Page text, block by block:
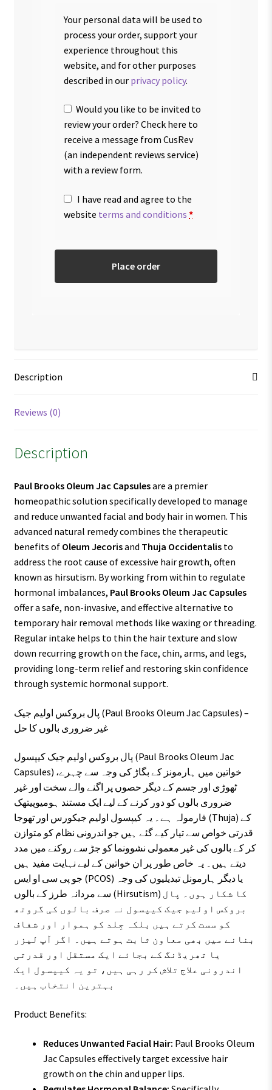
Your personal data will be used to
process your order, support your
experience throughout this
website, and for other purposes
described in our privacy policy.
Would you like to be invited to
review your order? Check here to
receive a message from CusRev
(an independent reviews service)
with a review form.
I have read and agree to the
website terms and conditions *
Place order
Description
Reviews (0)
Description
Paul Brooks Oleum Jac Capsulesare a premier
homeopathic solution specifically developed to manage
and reduce unwanted facial and body hair in women. This
advanced natural remedy combines the therapeutic
benefits of Oleum Jecorisand Thuja Occidentalisto
address the root cause of excessive hair growth, often
known as hirsutism. By working from within to regulate
hormonal imbalances, Paul Brooks Oleum Jac Capsules
offer a safe, non-invasive, and effective alternative to
temporary hair removal methods like waxing or threading.
Regular intake helps to thin the hair texture and slow
down recurring growth on the face, chin, arms, and legs,
providing long-term relief and restoring skin confidence
through systemic hormonal support.
پال بروکس اولیم جیک (Paul Brooks Oleum Jac Capsules) –
غیر ضروری بالوں کا حل
پال بروکس اولیم جیک کیپسول (Paul Brooks Oleum Jac
Capsules) خواتین میں ہارمونز کے بگاڑ کی وجہ سے چہرے،
ٹھوڑی اور جسم کے دیگر حصوں پر اگنے والے سخت اور غیر
ضروری بالوں کو دور کرنے کے لیے ایک مستند ہومیوپیتھک
فارمولہ ہے۔ یہ کیپسول اولیم جیکورس اور تھوجا (Thuja) کے
قدرتی خواص سے تیار کیے گئے ہیں جو اندرونی نظام کو متوازن
کر کے بالوں کی غیر معمولی نشوونما کو جڑ سے روکنے میں مدد
دیتے ہیں۔ یہ خاص طور پر ان خواتین کے لیے نہایت مفید ہیں
جو پی سی او ایس (PCOS) یا دیگر ہارمونل تبدیلیوں کی وجہ
سے مردانہ طرز کے بالوں (Hirsutism) کا شکار ہوں۔ پال
بروکس اولیم جیک کیپسول نہ صرف بالوں کی گروتھ
کو سست کرتے ہیں بلکہ جِلد کو ہموار اور شفاف
بنانے میں بھی معاون ثابت ہوتے ہیں۔ اگر آپ لیزر
یا تھریڈنگ کے بجائے ایک مستقل اور قدرتی
اندرونی علاج تلاش کر رہی ہیں، تو یہ کیپسول ایک
بہترین انتخاب ہیں۔
Product Benefits:
Reduces Unwanted Facial Hair: Paul Brooks Oleum
Jac Capsules effectively target excessive hair
growth on the chin and upper lips.